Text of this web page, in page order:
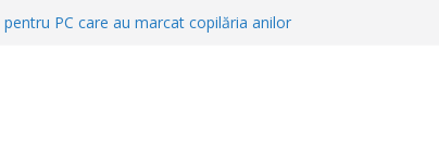
PC care au marcat copilăria anilor
dintre avioane sunt albe. Explicația ține